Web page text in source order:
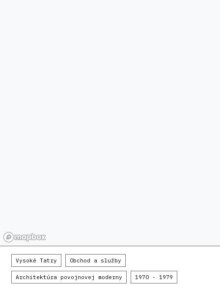
Vysoké Tatry Obchod a služby
Architektúra povojnovej moderny 1970 - 1979